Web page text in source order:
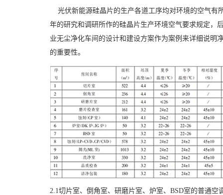
光伏新能源硅晶片的生产各道工序均对环境的空气有
年的研究和调研所作的硅晶片生产环境空气要求规定，
业无尘净化车间的设计和建设方案作为案例来详细说明
的重要性。
2.1切片室、倒角室、研磨片室、炉室、 BSD室的普通空